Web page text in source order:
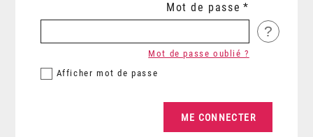
Mot de passe
?
Afficher mot de passe
Mot de passe oublié ?